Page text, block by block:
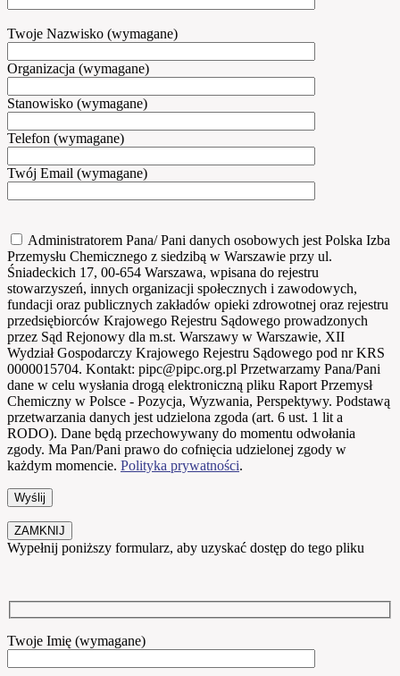
Twoje Nazwisko (wymagane)
Organizacja (wymagane)
Stanowisko (wymagane)
Telefon (wymagane)
Twój Email (wymagane)
Administratorem Pana/ Pani danych osobowych jest Polska Izba
Przemysłu Chemicznego z siedzibą w Warszawie przy ul.
Śniadeckich 17, 00-654 Warszawa, wpisana do rejestru
stowarzyszeń, innych organizacji społecznych i zawodowych,
fundacji oraz publicznych zakładów opieki zdrowotnej oraz rejestru
przedsiębiorców Krajowego Rejestru Sądowego prowadzonych
przez Sąd Rejonowy dla m.st. Warszawy w Warszawie, XII
Wydział Gospodarczy Krajowego Rejestru Sądowego pod nr KRS
0000015704. Kontakt: pipc@pipc.org.pl Przetwarzamy Pana/Pani
dane w celu wysłania drogą elektroniczną pliku Raport Przemysł
Chemiczny w Polsce - Pozycja, Wyzwania, Perspektywy. Podstawą
przetwarzania danych jest udzielona zgoda (art. 6 ust. 1 lit a
RODO). Dane będą przechowywany do momentu odwołania
zgody. Ma Pan/Pani prawo do cofnięcia udzielonej zgody w
każdym momencie. Polityka prywatności.
ZAMKNIJ
Wypełnij poniższy formularz, aby uzyskać dostęp do tego pliku
Twoje Imię (wymagane)